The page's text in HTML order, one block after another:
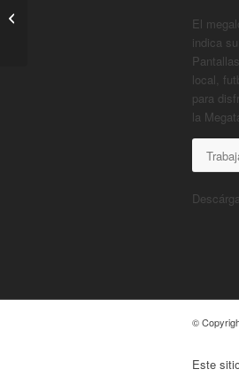
El
indica
local,
para
la
©
FRANCIA x IRAK – MUNDIAL 2026
Este